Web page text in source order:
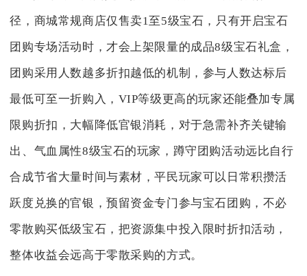
径，商城常规商店仅售卖1至5级宝石，只有开启宝石
团购专场活动时，才会上架限量的成品8级宝石礼盒，
团购采用人数越多折扣越低的机制，参与人数达标后
最低可至一折购入，VIP等级更高的玩家还能叠加专属
限购折扣，大幅降低官银消耗，对于急需补齐关键输
出、气血属性8级宝石的玩家，蹲守团购活动远比自行
合成节省大量时间与素材，平民玩家可以日常积攒活
跃度兑换的官银，预留资金专门参与宝石团购，不必
零散购买低级宝石，把资源集中投入限时折扣活动，
整体收益会远高于零散采购的方式。